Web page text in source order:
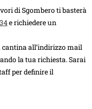
di Sgombero ti basterà
e richiedere un
all’indirizzo mail
la tua richiesta. Sarai
per definire il